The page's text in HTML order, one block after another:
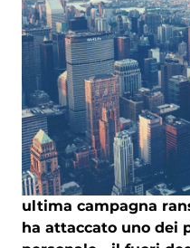
ultima campagna
ha attaccato uno dei